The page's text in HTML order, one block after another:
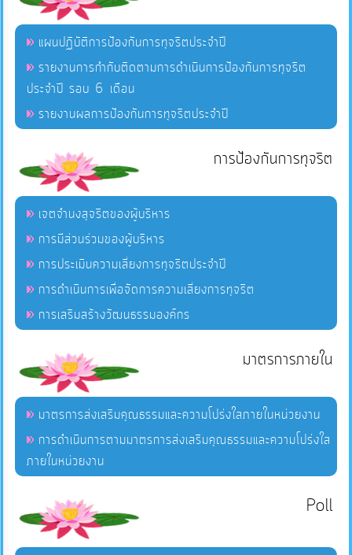
แผนปฏิบัติการป้องกันการทุจริตประจำปี
รายงานการกำกับติดตามการดำเนินการป้องกันการทุจริต
ประจำปี รอบ 6 เดือน
รายงานผลการป้องกันการทุจริตประจำปี
การป้องกันการทุจริต
เจตจำนงสุจริตของผู้บริหาร
การมีส่วนร่วมของผู้บริหาร
การประเมินความเสี่ยงการทุจริตประจำปี
การดำเนินการเพื่อจัดการความเสี่ยงการทุจริต
การเสริมสร้างวัฒนธรรมองค์กร
มาตรการภายใน
มาตรการส่งเสริมคุณธรรมและความโปร่งใสภายในหน่วยงาน
การดำเนินการตามมาตรการส่งเสริมคุณธรรมและความโปร่งใส
ภายในหน่วยงาน
Poll